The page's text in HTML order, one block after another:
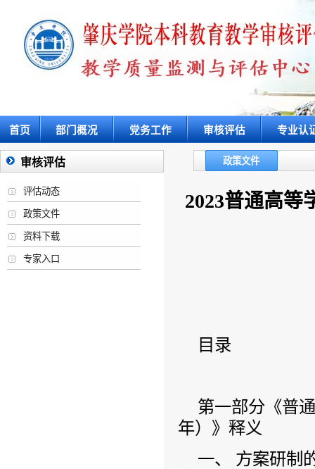
首页 部门概况 党务工作 审核评估 专业认
审核评估
评估动态
政策文件
资料下载
专家入口
政策文件
2023普通高等
目录
第一部分《普
年）》释义
一、 方案研制